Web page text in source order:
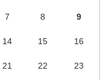
7 8 9
14 15 16
21 22 23